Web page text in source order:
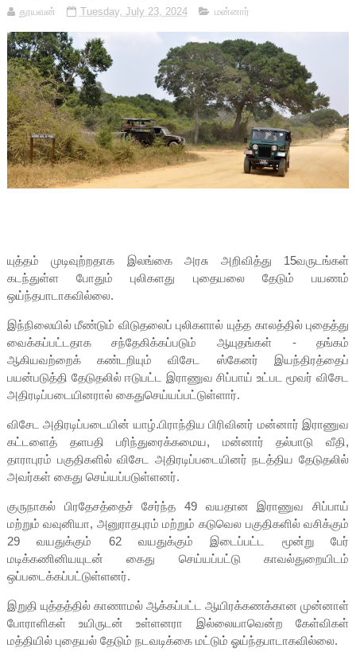
தூயவன் Tuesday, July 23, 2024 மன்னார்
யுத்தம் முடிவுற்றதாக இலங்கை அரசு அறிவித்து 15வருடங்கள்
கடந்துள்ள போதும் புலிகளது புதையலை தேடும் பயணம்
ஒய்ந்தபாடாகவில்லை.
இந்நிலையில் மீண்டும் விடுதலைப் புலிகளால் யுத்த காலத்தில் புதைத்து
வைக்கப்பட்டதாக சந்தேகிக்கப்படும் ஆயுதங்கள் - தங்கம்
ஆகியவற்றைக் கண்டறியும் விசேட ஸ்கேனர் இயந்திரத்தைப்
பயன்படுத்தி தேடுதலில் ஈடுபட்ட இராணுவ சிப்பாய் உட்பட மூவர் விசேட
அதிரடிப்படையினரால் கைதுசெய்யப்பட்டுள்ளார்.
விசேட அதிரடிப்படையின் யாழ்.பிராந்திய பிரிவினர் மன்னார் இராணுவ
கட்டளைத் தளபதி பரிந்துரைக்கமைய, மன்னார் தல்பாடு வீதி,
தாராபுரம் பகுதிகளில் விசேட அதிரடிப்படையினர் நடத்திய தேடுதலில்
அவர்கள் கைது செய்யப்படுள்ளனர்.
குருநாகல் பிரதேசத்தைச் சேர்ந்த 49 வயதான இராணுவ சிப்பாய்
மற்றும் வவுனியா, அனுராதபுரம் மற்றும் கடுவெல பகுதிகளில் வசிக்கும்
29 வயதுக்கும் 62 வயதுக்கும் இடைப்பட்ட மூன்று பேர்
மடிக்கணினியயுடன் கைது செய்யப்பட்டு காவல்துறையிடம்
ஒப்படைக்கப்பட்டுள்ளனர்.
இறுதி யுத்தத்தில் காணாமல் ஆக்கப்பட்ட ஆயிரக்கணக்கான முன்னாள்
போராளிகள் உயிருடன் உள்ளனரா இல்லையாவென்ற கேள்விகள்
மத்தியில் புதையல் தேடும் நடவடிக்கை மட்டும் ஓய்ந்தபாடாகவில்லை.